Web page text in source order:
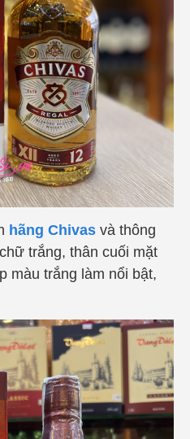
hãng Chivas và thông
trắng, thân cuối mặt
màu trắng làm nổi bật,